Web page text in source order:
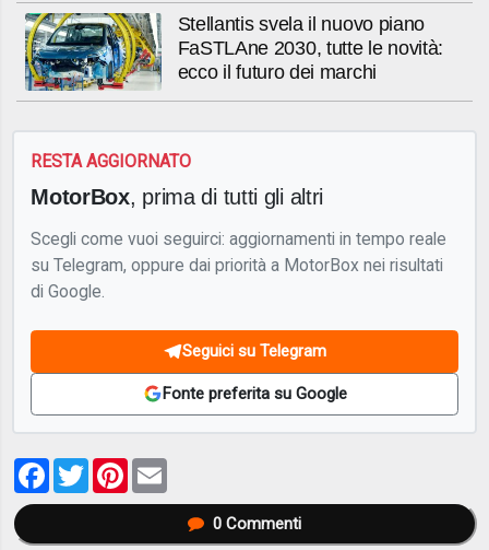
Stellantis svela il nuovo piano
FaSTLAne 2030, tutte le novità:
ecco il futuro dei marchi
RESTA AGGIORNATO
MotorBox, prima di tutti gli altri
Scegli come vuoi seguirci: aggiornamenti in tempo reale
su Telegram, oppure dai priorità a MotorBox nei risultati
di Google.
Seguici su Telegram
Fonte preferita su Google
Facebook
TwitterPinterest
0Commenti